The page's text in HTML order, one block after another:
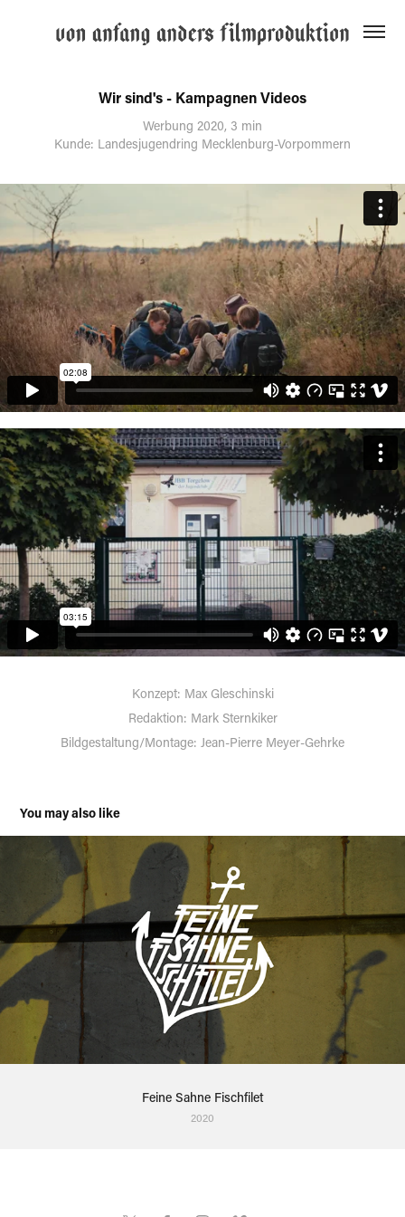
Wir sind's - Kampagnen Videos
Werbung 2020, 3 min
Kunde: Landesjugendring Mecklenburg-Vorpommern
Konzept: Max Gleschinski
Redaktion: Mark Sternkiker
Bildgestaltung/Montage: Jean-Pierre Meyer-Gehrke
You may also like
Feine Sahne Fischfilet
2020